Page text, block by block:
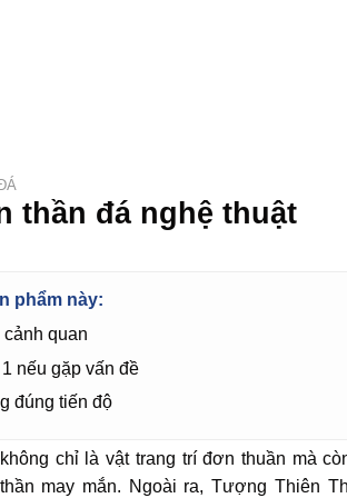
thần đá nghệ thuật
phẩm này:
quan
nếu gặp vấn đề
đúng tiến độ
không chỉ là vật trang trí đơn thuần mà
may mắn. Ngoài ra, Tượng Thiên